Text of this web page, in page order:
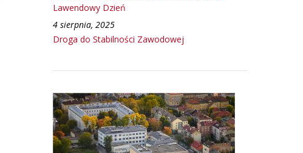
Lawendowy Dzień
Droga do Stabilności Zawodowej
4 sierpnia, 2025